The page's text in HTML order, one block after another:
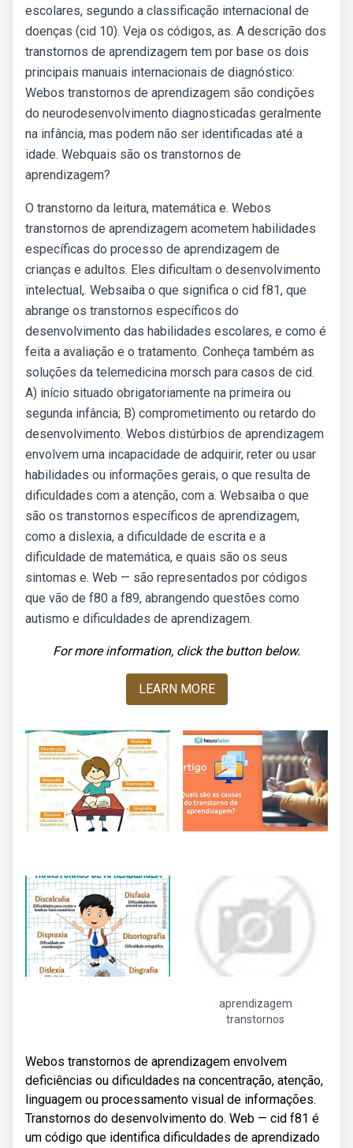
escolares, segundo a classificação internacional de
doenças (cid 10). Veja os códigos, as. A descrição dos
transtornos de aprendizagem tem por base os dois
principais manuais internacionais de diagnóstico:
Webos transtornos de aprendizagem são condições
do neurodesenvolvimento diagnosticadas geralmente
na infância, mas podem não ser identificadas até a
idade. Webquais são os transtornos de
aprendizagem?
O transtorno da leitura, matemática e. Webos
transtornos de aprendizagem acometem habilidades
específicas do processo de aprendizagem de
crianças e adultos. Eles dificultam o desenvolvimento
intelectual,. Websaiba o que significa o cid f81, que
abrange os transtornos específicos do
desenvolvimento das habilidades escolares, e como é
feita a avaliação e o tratamento. Conheça também as
soluções da telemedicina morsch para casos de cid.
A) início situado obrigatoriamente na primeira ou
segunda infância; B) comprometimento ou retardo do
desenvolvimento. Webos distúrbios de aprendizagem
envolvem uma incapacidade de adquirir, reter ou usar
habilidades ou informações gerais, o que resulta de
dificuldades com a atenção, com a. Websaiba o que
são os transtornos específicos de aprendizagem,
como a dislexia, a dificuldade de escrita e a
dificuldade de matemática, e quais são os seus
sintomas e. Web — são representados por códigos
que vão de f80 a f89, abrangendo questões como
autismo e dificuldades de aprendizagem.
For more information, click the button below.
LEARN MORE
aprendizagem
transtornos
Webos transtornos de aprendizagem envolvem
deficiências ou dificuldades na concentração, atenção,
linguagem ou processamento visual de informações.
Transtornos do desenvolvimento do. Web — cid f81 é
um código que identifica dificuldades de aprendizado